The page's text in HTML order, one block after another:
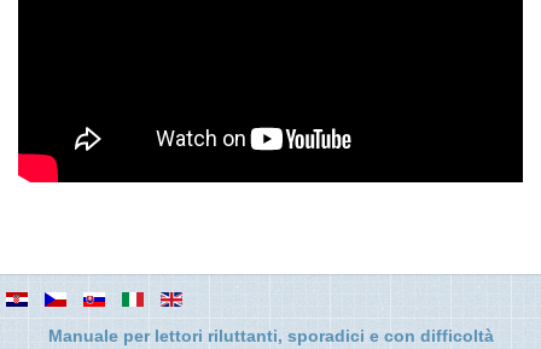
Manuale per lettori riluttanti, sporadici e con difficoltà